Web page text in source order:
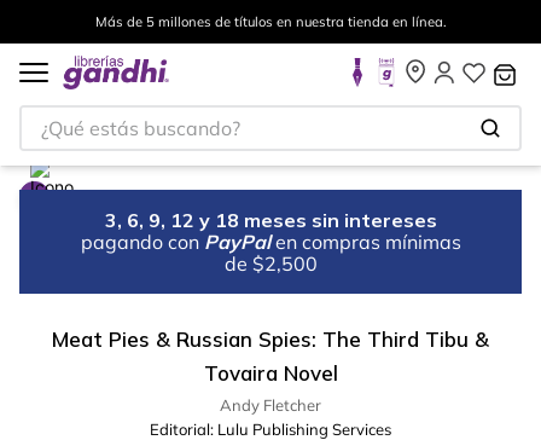
Más de 5 millones de títulos en nuestra tienda en línea.
¿Qué estás buscando?
3, 6, 9, 12 y 18 meses sin intereses
pagando con PayPal en compras mínimas
de $2,500
Meat Pies & Russian Spies: The Third Tibu &
Tovaira Novel
Andy Fletcher
Editorial: Lulu Publishing Services